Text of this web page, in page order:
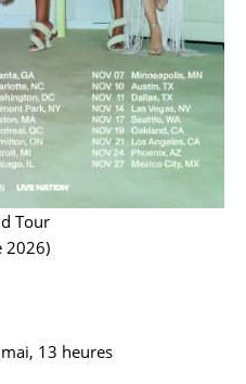
Tour
2026)
13 heures